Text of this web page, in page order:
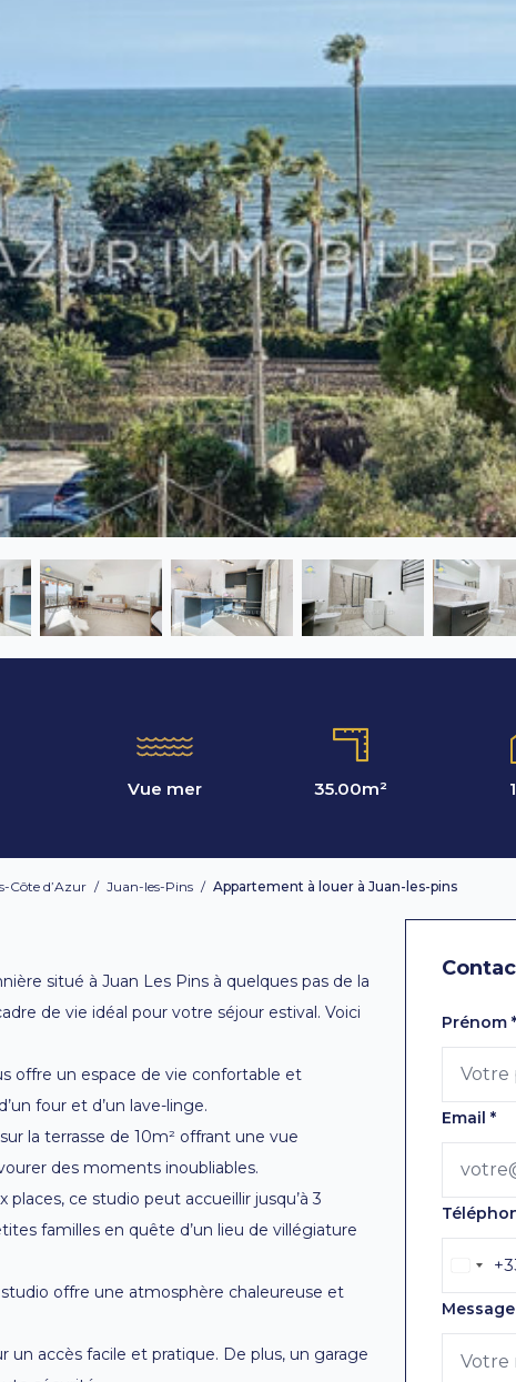
Vue mer 35.00m² 1
Côte d’Azur / Juan-les-Pins / Appartement à louer à Juan-les-pins
situé à Juan Les Pins à quelques pas de la
de vie idéal pour votre séjour estival. Voici
offre un espace de vie confortable et
four et d’un lave-linge.
la terrasse de 10m² offrant une vue
des moments inoubliables.
ce studio peut accueillir jusqu’à 3
familles en quête d’un lieu de villégiature
offre une atmosphère chaleureuse et
un accès facile et pratique. De plus, un garage
Laissez
Prénom *
Email *
Message